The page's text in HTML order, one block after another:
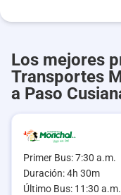
Los mejores
Transportes
a Paso
Primer Bus: 7:30 a.m.
Duración: 4h 30m
Último Bus: 11:30 a.m.